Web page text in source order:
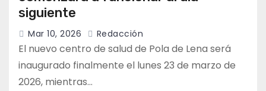
siguiente
Mar 10, 2026 Redacción
El nuevo centro de salud de Pola de Lena será
inaugurado finalmente el lunes 23 de marzo de
2026, mientras…